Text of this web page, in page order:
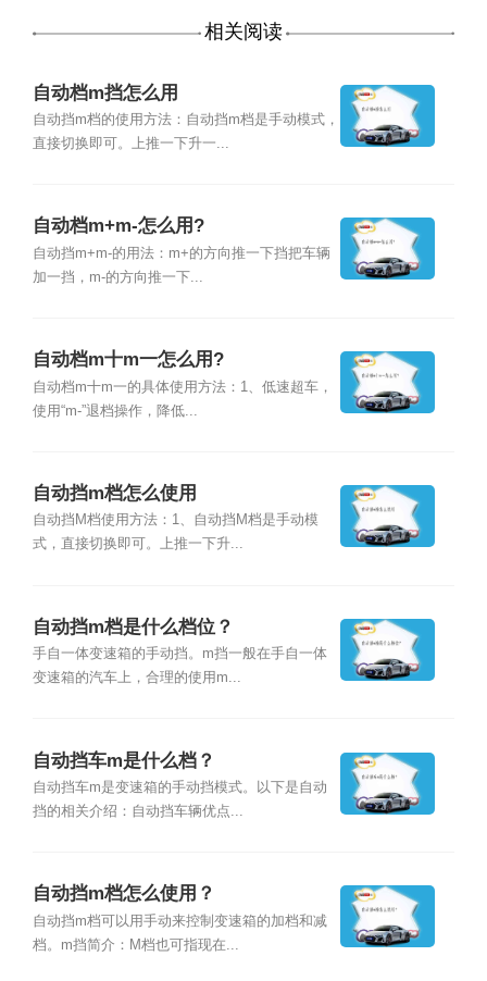
相关阅读
自动档m挡怎么用
自动挡m档的使用方法：自动挡m档是手动模式，
直接切换即可。上推一下升一...
自动档m+m-怎么用?
自动挡m+m-的用法：m+的方向推一下挡把车辆
加一挡，m-的方向推一下...
自动档m十m一怎么用?
自动档m十m一的具体使用方法：1、低速超车，
使用“m-”退档操作，降低...
自动挡m档怎么使用
自动挡M档使用方法：1、自动挡M档是手动模
式，直接切换即可。上推一下升...
自动挡m档是什么档位？
手自一体变速箱的手动挡。m挡一般在手自一体
变速箱的汽车上，合理的使用m...
自动挡车m是什么档？
自动挡车m是变速箱的手动挡模式。以下是自动
挡的相关介绍：自动挡车辆优点...
自动挡m档怎么使用？
自动挡m档可以用手动来控制变速箱的加档和减
档。m挡简介：M档也可指现在...